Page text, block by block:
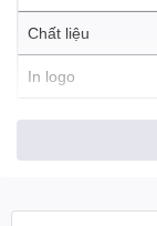
Chất liệu
In logo